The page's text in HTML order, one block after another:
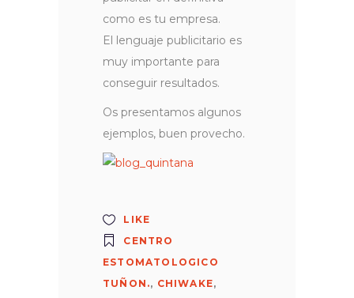
como es tu empresa.
El lenguaje publicitario es
muy importante para
conseguir resultados.
Os presentamos algunos
ejemplos, buen provecho.
LIKE
CENTRO
ESTOMATOLOGICO
TUÑON., CHIWAKE,